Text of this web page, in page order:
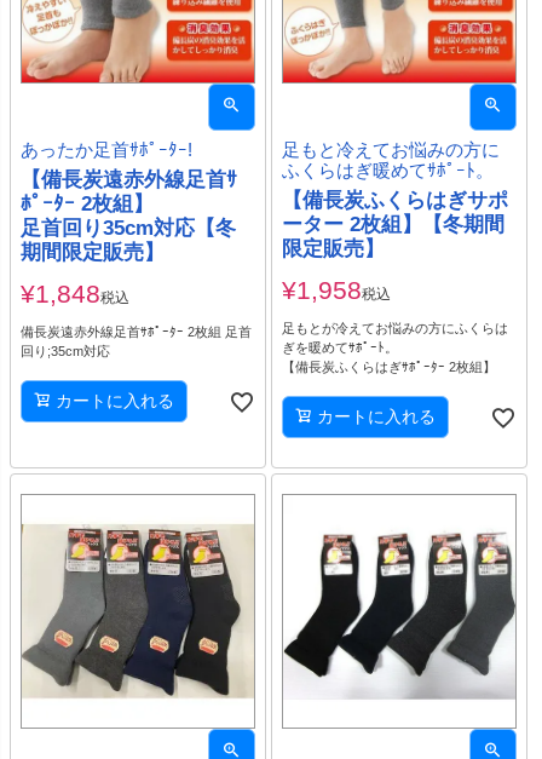
あったか足首ｻﾎﾟｰﾀｰ!
【備長炭遠赤外線足首ｻ
ﾎﾟｰﾀｰ 2枚組】
足首回り35cm対応【冬
期間限定販売】
¥1,848税込
備長炭遠赤外線足首ｻﾎﾟｰﾀｰ 2枚組 足首
回り;35cm対応
カートに入れる
足もと冷えてお悩みの方に
ふくらはぎ暖めてｻﾎﾟｰﾄ。
【備長炭ふくらはぎサポ
ーター 2枚組】【冬期間
限定販売】
¥1,958税込
足もとが冷えてお悩みの方にふくらは
ぎを暖めてｻﾎﾟｰﾄ。
【備長炭ふくらはぎｻﾎﾟｰﾀｰ 2枚組】
カートに入れる